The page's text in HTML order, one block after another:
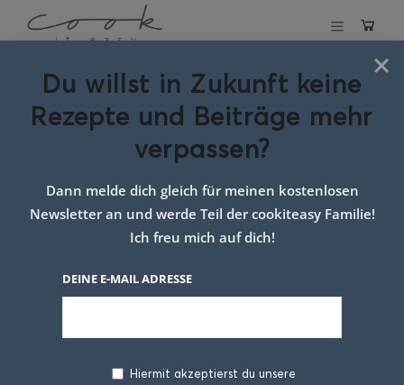
Schlagwort:
hefeteilchen
×
Du willst in Zukunft keine
Rezepte und Beiträge mehr
verpassen?
Dann melde dich gleich für meinen kostenlosen
Newsletter an und werde Teil der cookiteasy Familie!
Ich freu mich auf dich!
DEINE E-MAIL ADRESSE
Hiermit akzeptierst du unsere